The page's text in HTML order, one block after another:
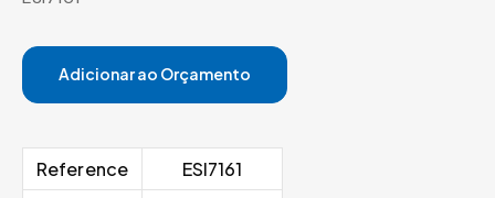
Adicionar ao Orçamento
Reference
ESI7161